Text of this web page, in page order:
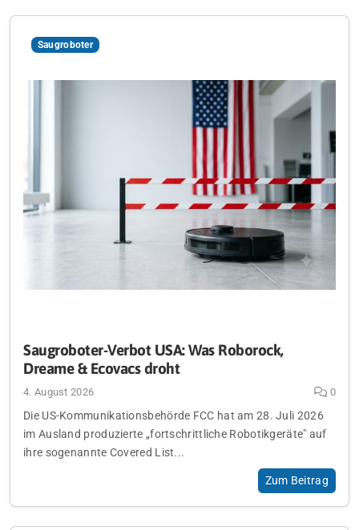
Saugroboter
Saugroboter-Verbot USA: Was Roborock,
Dreame & Ecovacs droht
4. August 2026 0
Die US-Kommunikationsbehörde FCC hat am 28. Juli 2026
im Ausland produzierte „fortschrittliche Robotikgeräte" auf
ihre sogenannte Covered List...
Zum Beitrag